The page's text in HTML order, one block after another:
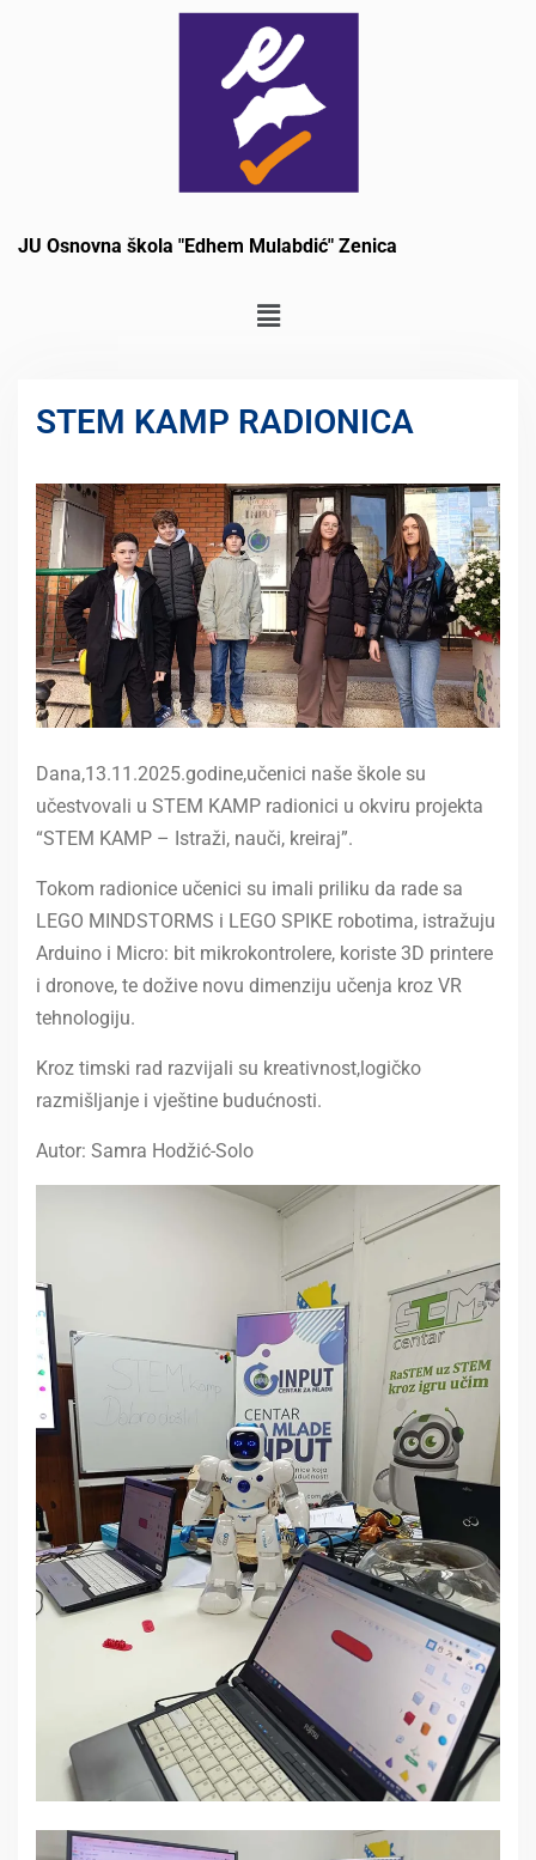
JU Osnovna škola "Edhem Mulabdić" Zenica
STEM KAMP RADIONICA
Dana,13.11.2025.godine,učenici naše škole su
učestvovali u STEM KAMP radionici u okviru projekta
“STEM KAMP – Istraži, nauči, kreiraj”.
Tokom radionice učenici su imali priliku da rade sa
LEGO MINDSTORMS i LEGO SPIKE robotima, istražuju
Arduino i Micro: bit mikrokontrolere, koriste 3D printere
i dronove, te dožive novu dimenziju učenja kroz VR
tehnologiju.
Kroz timski rad razvijali su kreativnost,logičko
razmišljanje i vještine budućnosti.
Autor: Samra Hodžić-Solo